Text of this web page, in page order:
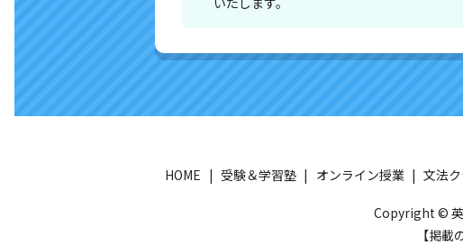
HOME 受験＆学習塾 オンライン授業 文法
Copyright © 英
【掲